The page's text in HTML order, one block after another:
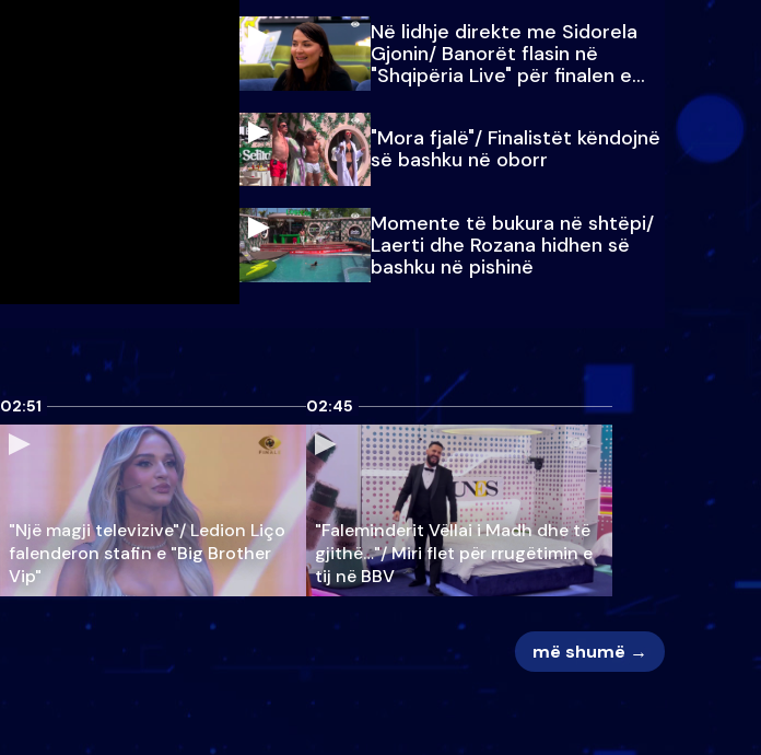
Në lidhje direkte me Sidorela
Gjonin/ Banorët flasin në
"Shqipëria Live" për finalen e
madhe
"Mora fjalë"/ Finalistët këndojnë
së bashku në oborr
Momente të bukura në shtëpi/
Laerti dhe Rozana hidhen së
bashku në pishinë
02:51
"Një magji televizive"/ Ledion Liço
falenderon stafin e "Big Brother
Vip"
02:45
"Faleminderit Vëllai i Madh dhe të
gjithë…"/ Miri flet për rrugëtimin e
tij në BBV
më shumë →